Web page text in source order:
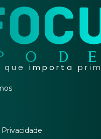
que importa